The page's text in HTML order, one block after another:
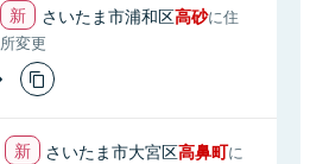
さいたま市浦和区高砂に住
所変更
さいたま市大宮区高鼻町に